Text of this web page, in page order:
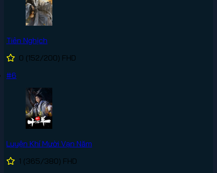
Tiên Nghịch
0 (152/200) FHD
#6
Luyện Khí Mười Vạn Năm
1 (365/380) FHD